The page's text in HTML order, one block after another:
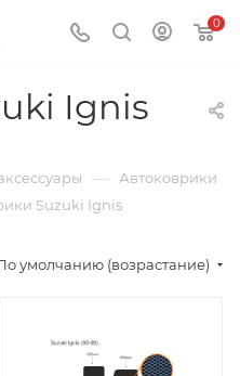
0
Ignis
— Автоковрики
Suzuki Ignis
умолчанию (возрастание)